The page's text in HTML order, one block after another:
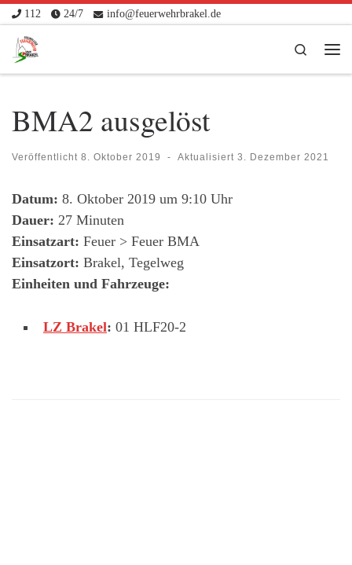
Zum Inhalt springen
112 24/7 info@feuerwehrbrakel.de
Search
BMA2 ausgelöst
Veröffentlicht 8. Oktober 2019 - Aktualisiert 3. Dezember 2021
Datum: 8. Oktober 2019 um 9:10 Uhr
Dauer: 27 Minuten
Einsatzart: Feuer > Feuer BMA
Einsatzort: Brakel, Tegelweg
Einheiten und Fahrzeuge:
LZ Brakel: 01 HLF20-2